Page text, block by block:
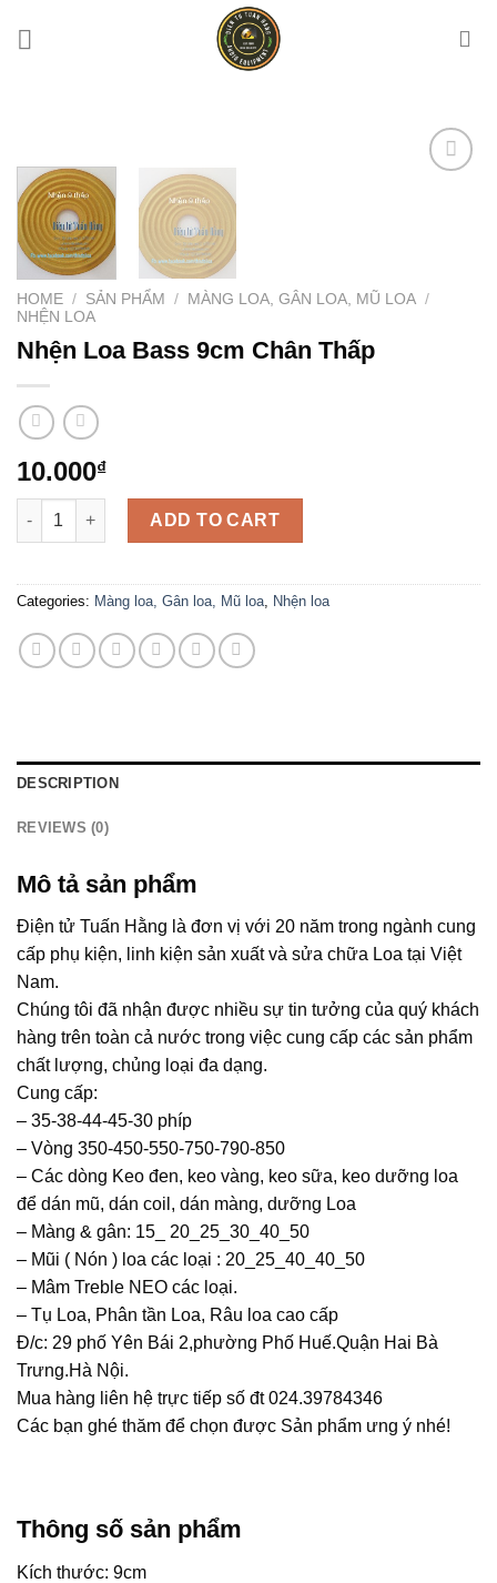
HOME / SẢN PHẨM / MÀNG LOA, GÂN LOA, MŨ LOA /
NHỆN LOA
Nhện Loa Bass 9cm Chân Thấp
10.000₫
Nhện Loa Bass 9cm Chân Thấp quantity
ADD TO CART
Categories: Màng loa, Gân loa, Mũ loa Nhện loa
DESCRIPTION
REVIEWS (0)
Mô tả sản phẩm
Điện tử Tuấn Hằng là đơn vị với 20 năm trong ngành cung
cấp phụ kiện, linh kiện sản xuất và sửa chữa Loa tại Việt
Nam.
Chúng tôi đã nhận được nhiều sự tin tưởng của quý khách
hàng trên toàn cả nước trong việc cung cấp các sản phẩm
chất lượng, chủng loại đa dạng.
Cung cấp:
– 35-38-44-45-30 phíp
– Vòng 350-450-550-750-790-850
– Các dòng Keo đen, keo vàng, keo sữa, keo dưỡng loa
để dán mũ, dán coil, dán màng, dưỡng Loa
– Màng & gân: 15_ 20_25_30_40_50
– Mũi ( Nón ) loa các loại : 20_25_40_40_50
– Mâm Treble NEO các loại.
– Tụ Loa, Phân tần Loa, Râu loa cao cấp
Đ/c: 29 phố Yên Bái 2,phường Phố Huế.Quận Hai Bà
Trưng.Hà Nội.
Mua hàng liên hệ trực tiếp số đt 024.39784346
Các bạn ghé thăm để chọn được Sản phẩm ưng ý nhé!
Thông số sản phẩm
Kích thước: 9cm